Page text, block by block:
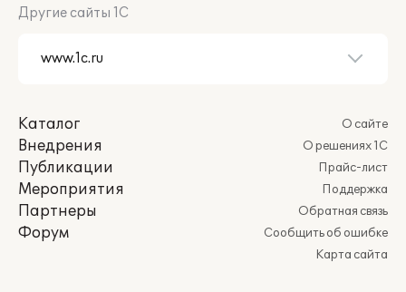
Другие сайты 1С
Каталог
Внедрения
Публикации
Мероприятия
Партнеры
Форум
О сайте
О решениях 1С
Прайс-лист
Поддержка
Обратная связь
Сообщить об ошибке
Карта сайта